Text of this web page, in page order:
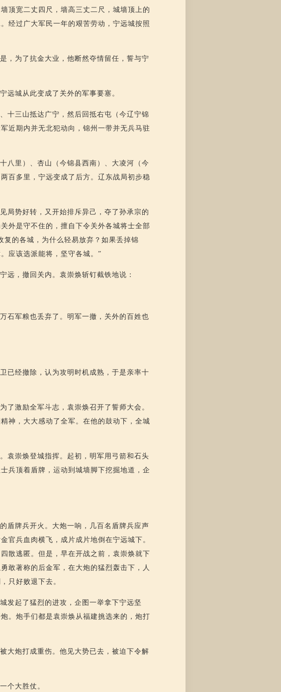
顶宽二丈四尺，墙高三丈二尺，城墙顶上的
经过广大军民一年的艰苦劳动，宁远城按照
，为了抗金大业，他断然夺情留任，誓与宁
远城从此变成了关外的军事要塞。
十三山抵达广宁，然后回抵右屯（今辽宁锦
近期内并无北犯动向，锦州一带并无兵马驻
八里）、杏山（今锦县西南）、大凌河（今
百多里，宁远变成了后方。辽东战局初步稳
局势好转，又开始排斥异己，夺了孙承宗的
外是守不住的，擅自下令关外各城将士全部
复的各城，为什么轻易放弃？如果丢掉锦
应该选派能将，坚守各城。”
远，撤回关内。袁崇焕斩钉截铁地说：
石军粮也丢弃了。明军一撤，关外的百姓也
已经撤除，认为攻明时机成熟，于是亲率十
了激励全军斗志，袁崇焕召开了誓师大会。
神，大大感动了全军。在他的鼓动下，全城
袁崇焕登城指挥。起初，明军用弓箭和石头
兵顶着盾牌，运动到城墙脚下挖掘地道，企
盾牌兵开火。大炮一响，几百名盾牌兵应声
官兵血肉横飞，成片成片地倒在宁远城下。
散逃匿。但是，早在开战之前，袁崇焕就下
敢著称的后金军，在大炮的猛烈轰击下，人
只好败退下去。
发起了猛烈的进攻，企图一举拿下宁远坚
。炮手们都是袁崇焕从福建挑选来的，炮打
大炮打成重伤。他见大势已去，被迫下令解
个大胜仗。